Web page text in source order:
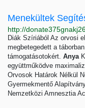
Menekültek
Diák Szíriából Az orvosi
megbetegedett a
támogatásotokért. Anya
együttműködve
Orvosok Határok Nélkül
Gyermekmentő
Nemzetközi Amnesztia